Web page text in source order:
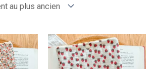
récent